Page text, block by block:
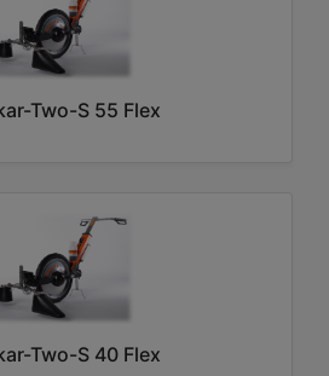
Two-S 55 Flex
Two-S 40 Flex